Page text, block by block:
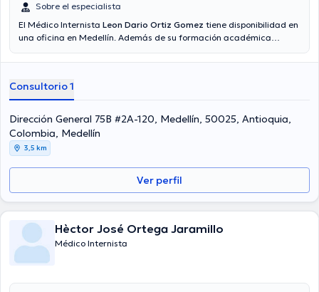
Sobre el especialista
El Médico Internista Leon Dario Ortiz Gomez tiene disponibilidad en
una oficina en Medellín. Además de su formación académica
de especialidad. El médico cuenta con muchos años de experiencia
desempeñado como miembro de diversas asociaciones médicas.
Leon Dario Ortiz Gomez ha formado parte en considerables
conferencias con la meta de tener una formación continua en su
disciplina de especialización y ha compartido diferentes
comunicados. Por último, el Dr. puede hablar Español en su
consultorio.
Consultorio 1
Dirección General 75B #2A-120, Medellín, 50025, Antioquia,
Colombia, Medellín
3,5 km
Ver perfil
Hèctor José Ortega Jaramillo
Médico Internista